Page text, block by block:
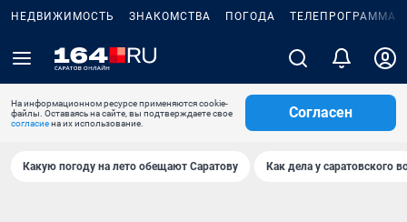
НЕДВИЖИМОСТЬ ЗНАКОМСТВА ПОГОДА ТЕЛЕПРОГРАММА
На информационном ресурсе применяются cookie-
файлы. Оставаясь на сайте, вы подтверждаете свое
согласиена их использование.
Согласен
Какую погоду на лето обещают Саратову Как дела у саратовского